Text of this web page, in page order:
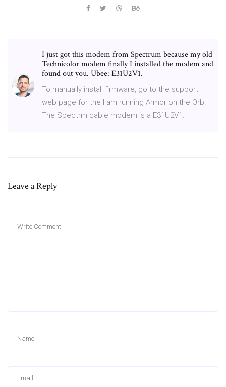
I just got this modem from Spectrum because my old
Technicolor modem finally I installed the modem and
found out you. Ubee: E31U2V1.
To manually install firmware, go to the support
web page for the I am running Armor on the Orb.
The Spectrm cable modem is a E31U2V1.
Leave a Reply